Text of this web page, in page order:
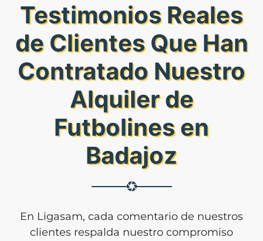
Testimonios Reales
de Clientes Que Han
Contratado Nuestro
Alquiler de
Futbolines en
Badajoz
En Ligasam, cada comentario de nuestros
clientes respalda nuestro compromiso